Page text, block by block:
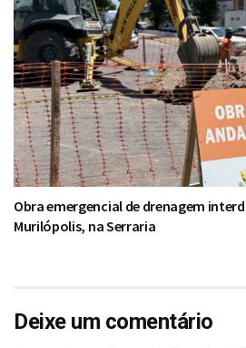
Obra emergencial de drenagem
Murilópolis, na Serraria
Deixe um comentário